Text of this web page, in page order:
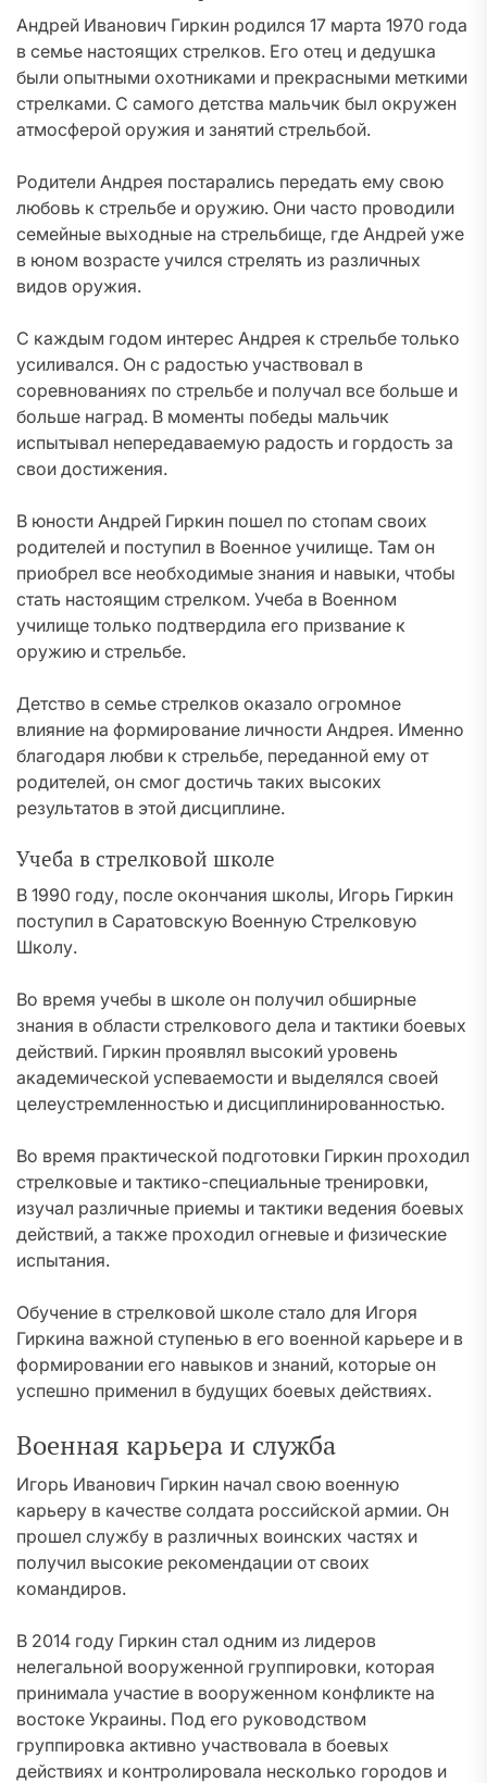
Андрей Иванович Гиркин родился 17 марта 1970 года
в семье настоящих стрелков. Его отец и дедушка
были опытными охотниками и прекрасными меткими
стрелками. С самого детства мальчик был окружен
атмосферой оружия и занятий стрельбой.
Родители Андрея постарались передать ему свою
любовь к стрельбе и оружию. Они часто проводили
семейные выходные на стрельбище, где Андрей уже
в юном возрасте учился стрелять из различных
видов оружия.
С каждым годом интерес Андрея к стрельбе только
усиливался. Он с радостью участвовал в
соревнованиях по стрельбе и получал все больше и
больше наград. В моменты победы мальчик
испытывал непередаваемую радость и гордость за
свои достижения.
В юности Андрей Гиркин пошел по стопам своих
родителей и поступил в Военное училище. Там он
приобрел все необходимые знания и навыки, чтобы
стать настоящим стрелком. Учеба в Военном
училище только подтвердила его призвание к
оружию и стрельбе.
Детство в семье стрелков оказало огромное
влияние на формирование личности Андрея. Именно
благодаря любви к стрельбе, переданной ему от
родителей, он смог достичь таких высоких
результатов в этой дисциплине.
Учеба в стрелковой школе
В 1990 году, после окончания школы, Игорь Гиркин
поступил в Саратовскую Военную Стрелковую
Школу.
Во время учебы в школе он получил обширные
знания в области стрелкового дела и тактики боевых
действий. Гиркин проявлял высокий уровень
академической успеваемости и выделялся своей
целеустремленностью и дисциплинированностью.
Во время практической подготовки Гиркин проходил
стрелковые и тактико-специальные тренировки,
изучал различные приемы и тактики ведения боевых
действий, а также проходил огневые и физические
испытания.
Обучение в стрелковой школе стало для Игоря
Гиркина важной ступенью в его военной карьере и в
формировании его навыков и знаний, которые он
успешно применил в будущих боевых действиях.
Военная карьера и служба
Игорь Иванович Гиркин начал свою военную
карьеру в качестве солдата российской армии. Он
прошел службу в различных воинских частях и
получил высокие рекомендации от своих
командиров.
В 2014 году Гиркин стал одним из лидеров
нелегальной вооруженной группировки, которая
принимала участие в вооруженном конфликте на
востоке Украины. Под его руководством
группировка активно участвовала в боевых
действиях и контролировала несколько городов и